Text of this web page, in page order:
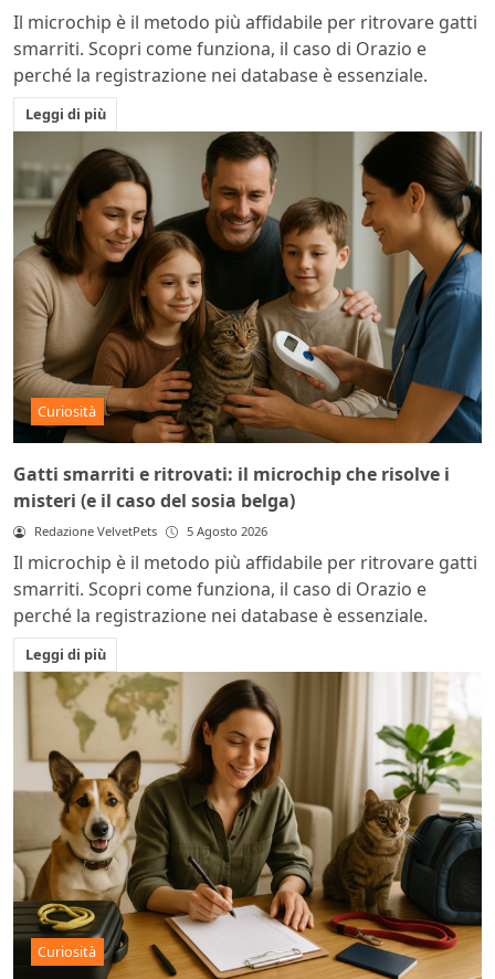
Il microchip è il metodo più affidabile per ritrovare gatti
smarriti. Scopri come funziona, il caso di Orazio e
perché la registrazione nei database è essenziale.
Leggi di più
Curiosità
Gatti smarriti e ritrovati: il microchip che risolve i
misteri (e il caso del sosia belga)
Redazione VelvetPets 5 Agosto 2026
Il microchip è il metodo più affidabile per ritrovare gatti
smarriti. Scopri come funziona, il caso di Orazio e
perché la registrazione nei database è essenziale.
Leggi di più
Curiosità